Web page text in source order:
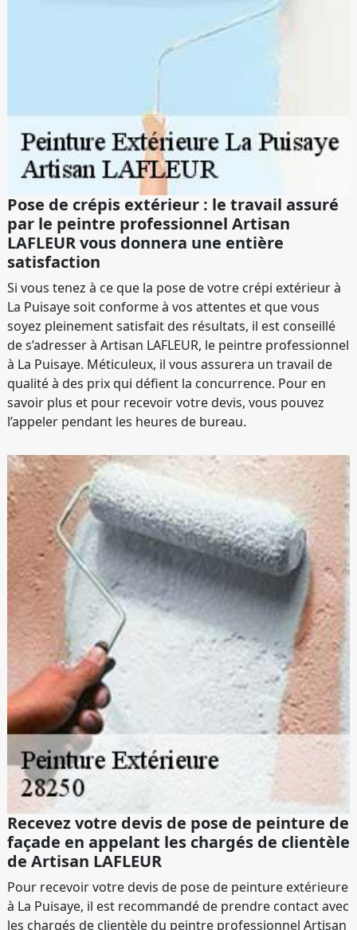
Pose de crépis extérieur : le travail assuré
par le peintre professionnel Artisan
LAFLEUR vous donnera une entière
satisfaction
Si vous tenez à ce que la pose de votre crépi extérieur à
La Puisaye soit conforme à vos attentes et que vous
soyez pleinement satisfait des résultats, il est conseillé
de s’adresser à Artisan LAFLEUR, le peintre professionnel
à La Puisaye. Méticuleux, il vous assurera un travail de
qualité à des prix qui défient la concurrence. Pour en
savoir plus et pour recevoir votre devis, vous pouvez
l’appeler pendant les heures de bureau.
Recevez votre devis de pose de peinture de
façade en appelant les chargés de clientèle
de Artisan LAFLEUR
Pour recevoir votre devis de pose de peinture extérieure
à La Puisaye, il est recommandé de prendre contact avec
les chargés de clientèle du peintre professionnel Artisan